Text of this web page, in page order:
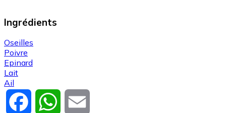
Ingrédients
Oseilles
Poivre
Epinard
Lait
Ail
Facebook WhatsApp